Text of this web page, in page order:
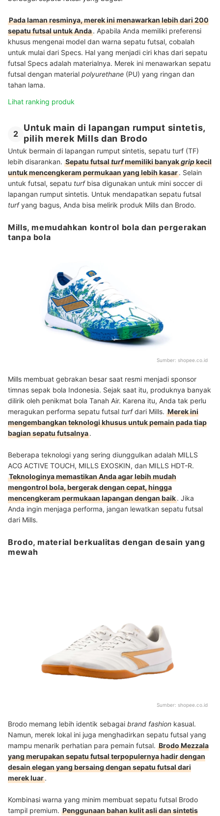
Pada laman resminya, merek ini menawarkan lebih dari 200
sepatu futsal untuk Anda. Apabila Anda memiliki preferensi
khusus mengenai model dan warna sepatu futsal, cobalah
untuk mulai dari Specs. Hal yang menjadi ciri khas dari sepatu
futsal Specs adalah materialnya. Merek ini menawarkan sepatu
futsal dengan material polyurethane (PU) yang ringan dan
tahan lama.
Lihat ranking produk
2
Untuk main di lapangan rumput sintetis,
pilih merek Mills dan Brodo
Untuk bermain di lapangan rumput sintetis, sepatu turf (TF)
lebih disarankan. Sepatu futsalturfmemiliki banyakgripkecil
untuk mencengkeram permukaan yang lebih kasar. Selain
untuk futsal, sepatu turfbisa digunakan untuk mini soccer di
lapangan rumput sintetis. Untuk mendapatkan sepatu futsal
turfyang bagus, Anda bisa melirik produk Mills dan Brodo.
Mills, memudahkan kontrol bola dan pergerakan
tanpa bola
Sumber: shopee.co.id
Mills membuat gebrakan besar saat resmi menjadi sponsor
timnas sepak bola Indonesia. Sejak saat itu, produknya banyak
dilirik oleh penikmat bola Tanah Air. Karena itu, Anda tak perlu
meragukan performa sepatu futsal turfdari Mills. Merek ini
mengembangkan teknologi khusus untuk pemain pada tiap
bagian sepatu futsalnya.
Beberapa teknologi yang sering diunggulkan adalah MILLS
ACG ACTIVE TOUCH, MILLS EXOSKIN, dan MILLS HDT-R.
Teknologinya memastikan Anda agar lebih mudah
mengontrol bola, bergerak dengan cepat, hingga
mencengkeram permukaan lapangan dengan baik. Jika
Anda ingin menjaga performa, jangan lewatkan sepatu futsal
dari Mills.
Brodo, material berkualitas dengan desain yang
mewah
Sumber: shopee.co.id
Brodo memang lebih identik sebagai brand fashion kasual.
Namun, merek lokal ini juga menghadirkan sepatu futsal yang
mampu menarik perhatian para pemain futsal. Brodo Mezzala
yang merupakan sepatu futsal terpopulernya hadir dengan
desain elegan yang bersaing dengan sepatu futsal dari
merek luar.
Kombinasi warna yang minim membuat sepatu futsal Brodo
tampil premium. Penggunaan bahan kulit asli dan sintetis